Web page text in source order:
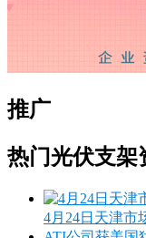
推广
热门光伏支架
4月24日天津市